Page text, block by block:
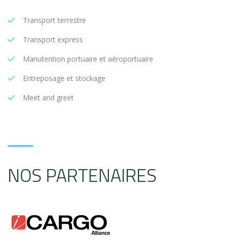
Transport terrestre
Transport express
Manutention portuaire et aéroportuaire
Entreposage et stockage
Meet and greet
NOS PARTENAIRES